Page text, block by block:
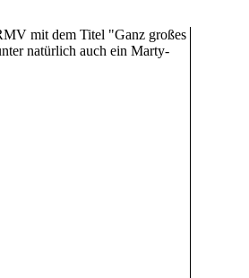
mit dem Titel "Ganz großes
natürlich auch ein Marty-